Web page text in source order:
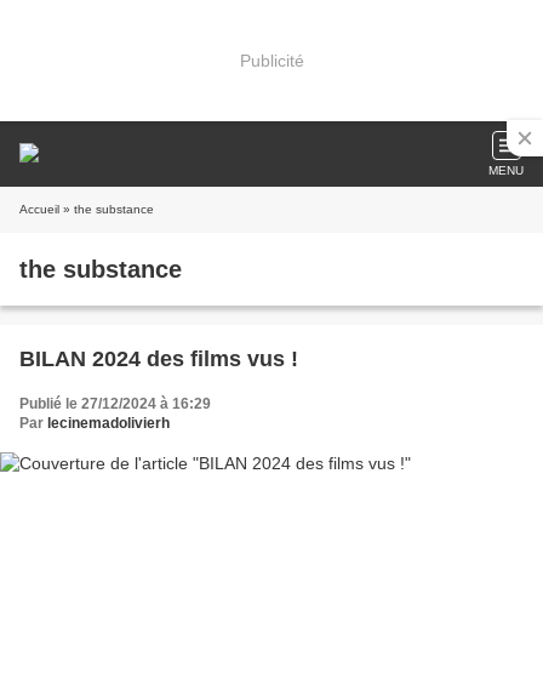
Publicité
MENU
Accueil » the substance
the substance
BILAN 2024 des films vus !
Publié le 27/12/2024 à 16:29
Par lecinemadolivierh